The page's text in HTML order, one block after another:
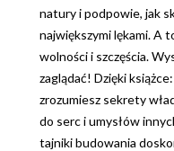
natury i podpowie, jak
największymi lękami. A
wolności i szczęścia.
zaglądać! Dzięki
zrozumiesz sekrety
do serc i umysłów
tajniki budowania